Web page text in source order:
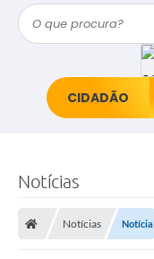
O que procura?
CIDADÃO
Notícias
Notícias Notícia